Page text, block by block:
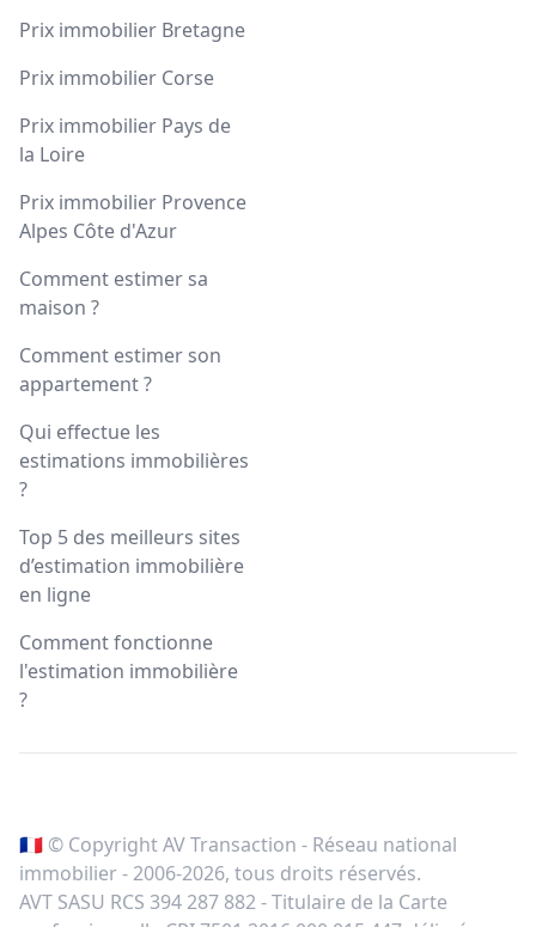
Prix immobilier Bretagne
Prix immobilier Corse
Prix immobilier Pays de
la Loire
Prix immobilier Provence
Alpes Côte d'Azur
Comment estimer sa
maison ?
Comment estimer son
appartement ?
Qui effectue les
estimations immobilières
?
Top 5 des meilleurs sites
d’estimation immobilière
en ligne
Comment fonctionne
l'estimation immobilière
?
🇫🇷 © Copyright AV Transaction - Réseau national
immobilier - 2006-2026, tous droits réservés.
AVT SASU RCS 394 287 882 - Titulaire de la Carte